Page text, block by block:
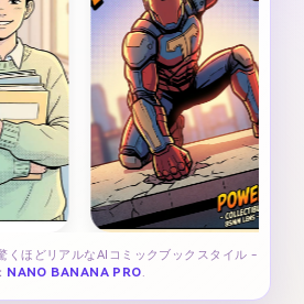
くほどリアルなAIコミックブックスタイル -
NANO BANANA PRO.